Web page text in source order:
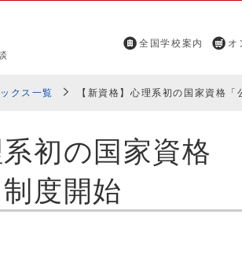
全国学校案内 オ
クス一覧 【新資格】心理系初の国家資格
系初の国家資格
度開始